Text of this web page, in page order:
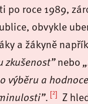
roce 1989,
obvykle
a žákyně
nebo
a
. [2] Z